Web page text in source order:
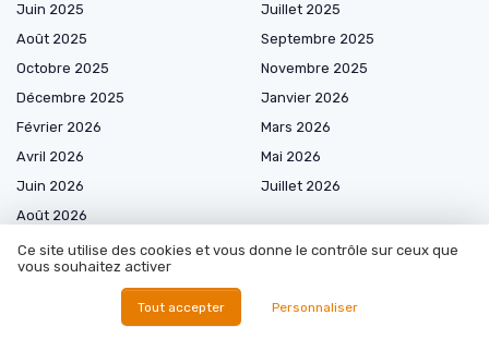
Juin 2025
Juillet 2025
Août 2025
Septembre 2025
Octobre 2025
Novembre 2025
Décembre 2025
Janvier 2026
Février 2026
Mars 2026
Avril 2026
Mai 2026
Juin 2026
Juillet 2026
Août 2026
Marketplace de prestataires
Ce site utilise des cookies et vous donne le contrôle sur ceux que
vous souhaitez activer
Tout accepter Personnaliser